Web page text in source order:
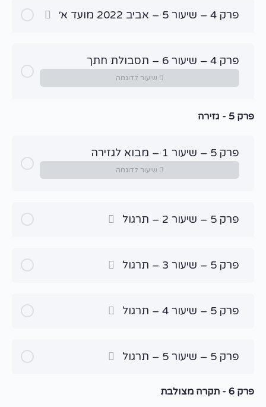
פרק 4 – שיעור 5 – אביב 2022 מועד א׳
פרק 4 – שיעור 6 – תסבולת חתך
שיעור לדוגמה
פרק 5 - גזירה
פרק 5 – שיעור 1 – מבוא לגזירה
שיעור לדוגמה
פרק 5 – שיעור 2 – תרגול
פרק 5 – שיעור 3 – תרגול
פרק 5 – שיעור 4 – תרגול
פרק 5 – שיעור 5 – תרגול
פרק 6 - תקרה מצולבת